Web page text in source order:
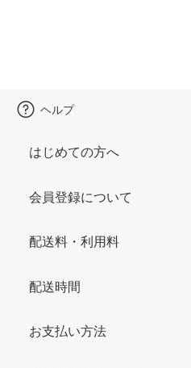
ヘルプ
はじめての方へ
会員登録について
配送料・利用料
配送時間
お支払い方法